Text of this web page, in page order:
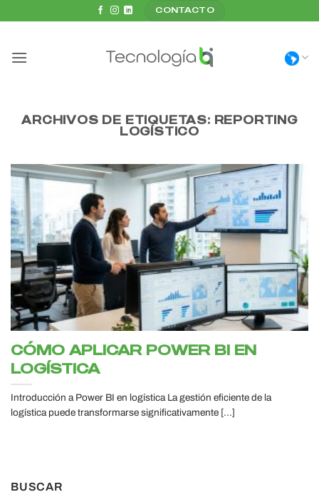
CONTACTO
ARCHIVOS DE ETIQUETAS: REPORTING
LOGÍSTICO
CÓMO APLICAR POWER BI EN
LOGÍSTICA
Introducción a Power BI en logística La gestión eficiente de la
logística puede transformarse significativamente [...]
BUSCAR